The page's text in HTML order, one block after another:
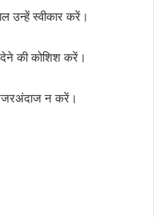
उन्हें स्वीकार करें।
देने की कोशिश करें।
नजरअंदाज न करें।